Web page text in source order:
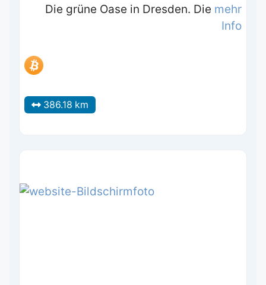
Die grüne Oase in Dresden. Die mehr
Info
386.18 km